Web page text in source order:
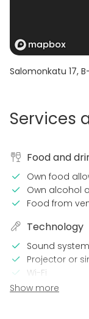
Salomonkatu 17,
Services
Food and
Own food
Own alcohol
Food from
Technology
Sound system
Projector or
Wi-Fi
Professional
Show more